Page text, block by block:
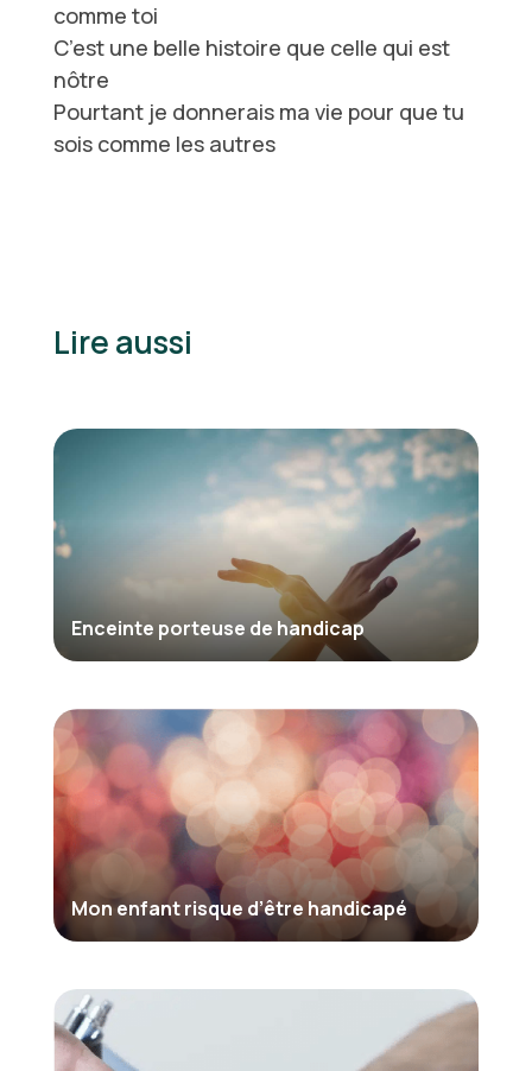
comme toi
C’est une belle histoire que celle qui est
nôtre
Pourtant je donnerais ma vie pour que tu
sois comme les autres
Lire aussi
Enceinte porteuse de handicap
Mon enfant risque d’être handicapé